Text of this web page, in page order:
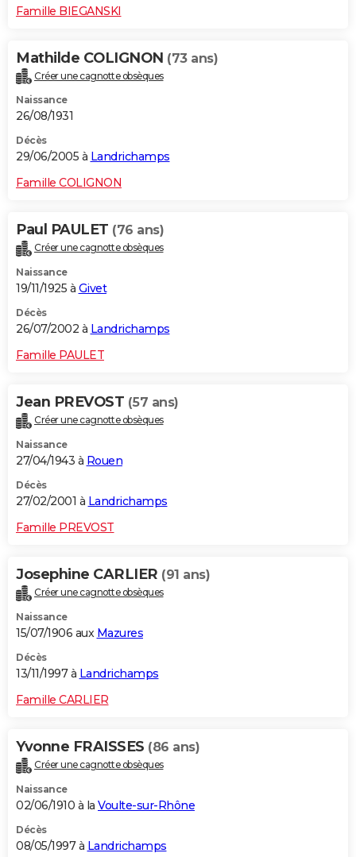
Famille BIEGANSKI
Mathilde COLIGNON (73 ans)
Créer une cagnotte obsèques
Naissance
26/08/1931
Décès
29/06/2005 à Landrichamps
Famille COLIGNON
Paul PAULET (76 ans)
Créer une cagnotte obsèques
Naissance
19/11/1925 à Givet
Décès
26/07/2002 à Landrichamps
Famille PAULET
Jean PREVOST (57 ans)
Créer une cagnotte obsèques
Naissance
27/04/1943 à Rouen
Décès
27/02/2001 à Landrichamps
Famille PREVOST
Josephine CARLIER (91 ans)
Créer une cagnotte obsèques
Naissance
15/07/1906 aux Mazures
Décès
13/11/1997 à Landrichamps
Famille CARLIER
Yvonne FRAISSES (86 ans)
Créer une cagnotte obsèques
Naissance
02/06/1910 à la Voulte-sur-Rhône
Décès
08/05/1997 à Landrichamps